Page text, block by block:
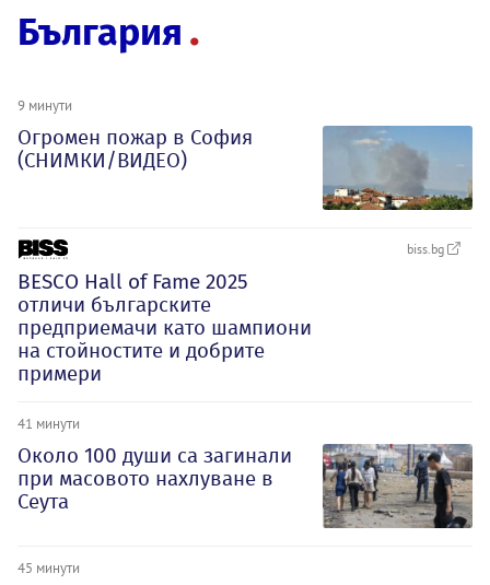
България
9 минути
Огромен пожар в София
(СНИМКИ/ВИДЕО)
biss.bg
BESCO Hall of Fame 2025
отличи българските
предприемачи като шампиони
на стойностите и добрите
примери
41 минути
Около 100 души са загинали
при масовото нахлуване в
Сеута
45 минути